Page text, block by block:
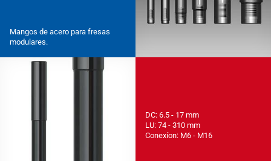
Mangos de acero para fresas
modulares.
DC: 6.5 - 17 mm
LU: 74 - 310 mm
Conexíon: M6 - M16